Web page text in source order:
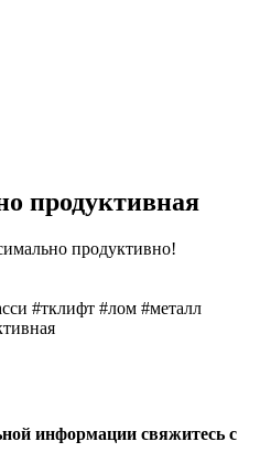
продуктивная
продуктивно!
#тклифт #лом #металл
информации свяжитесь с